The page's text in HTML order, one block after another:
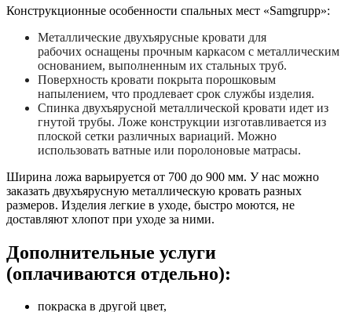
Конструкционные особенности спальных мест «Samgrupp»:
Металлические двухъярусные кровати для
рабочих оснащены прочным каркасом с металлическим
основанием, выполненным их стальных труб.
Поверхность кровати покрыта порошковым
напылением, что продлевает срок службы изделия.
Спинка двухъярусной металлической кровати идет из
гнутой трубы. Ложе конструкции изготавливается из
плоской сетки различных вариаций. Можно
использовать ватные или поролоновые матрасы.
Ширина ложа варьируется от 700 до 900 мм. У нас можно
заказать двухъярусную металлическую кровать разных
размеров. Изделия легкие в уходе, быстро моются, не
доставляют хлопот при уходе за ними.
Дополнительные услуги
(оплачиваются отдельно):
покраска в другой цвет,